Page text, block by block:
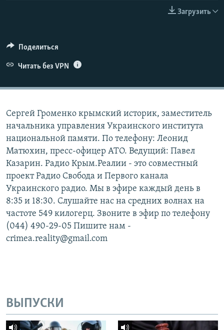
ELIFBE
УКРАИНСКАЯ ПРОБЛЕМА КРЫМА
Загрузить
Поделиться
Читать без VPN
Сергей Громенко крымский историк, заместитель
начальника управления Украинского института
национальной памяти. По телефону: Леонид
Матюхин, пресс-офицер АТО. Ведущий: Павел
Казарин. Радио Крым.Реалии - это совместный
проект Радио Свобода и Первого канала
Украинского радио. Мы в эфире каждый день в
8:35 и 18:30. Слушайте нас на средних волнах на
частоте 549 килогерц. Звоните в эфир по телефону
(044) 490-29-05 Пишите нам -
crimea.reality@gmail.com
ВЫПУСКИ